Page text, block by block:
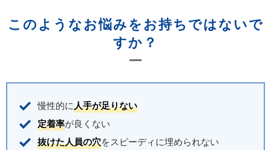
このようなお悩みをお持ちではないで
すか？
慢性的に人手が足りない
定着率が良くない
抜けた人員の穴をスピーディに埋められない